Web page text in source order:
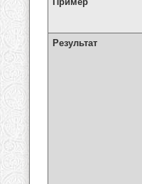
Результат